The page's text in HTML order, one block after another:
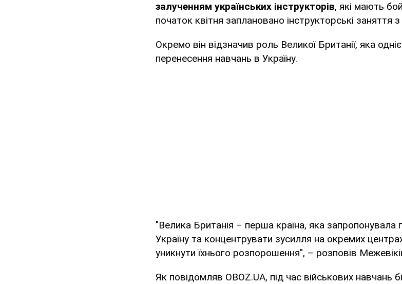
залученням українських інструкторів, які мають
початок квітня заплановано інструкторські заняття
Окремо він відзначив роль Великої Британії, яка
перенесення навчань в Україну.
"Велика Британія – перша країна, яка запропонувала
Україну та концентрувати зусилля на окремих
уникнути їхнього розпорошення", – розповів
Як повідомляв OBOZ.UA, під час військових навчань